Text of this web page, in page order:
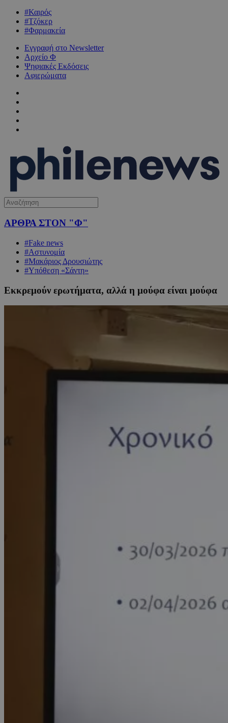
#Καιρός
#Τζόκερ
#Φαρμακεία
Εγγραφή στο Newsletter
Αρχείο Φ
Ψηφιακές Εκδόσεις
Αφιερώματα
ΑΡΘΡΑ ΣΤΟΝ "Φ"
#Fake news
#Αστυνομία
#Μακάριος Δρουσιώτης
#Υπόθεση «Σάντη»
Εκκρεμούν ερωτήματα, αλλά η μούφα είναι μούφα